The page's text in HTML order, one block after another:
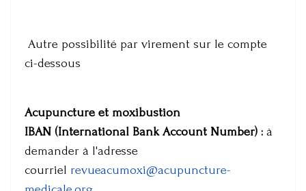
Autre possibilité par virement sur le compte
ci-dessous
Acupuncture et moxibustion
IBAN (International Bank Account Number) : à
demander à l'adresse
courriel revueacumoxi@acupuncture-